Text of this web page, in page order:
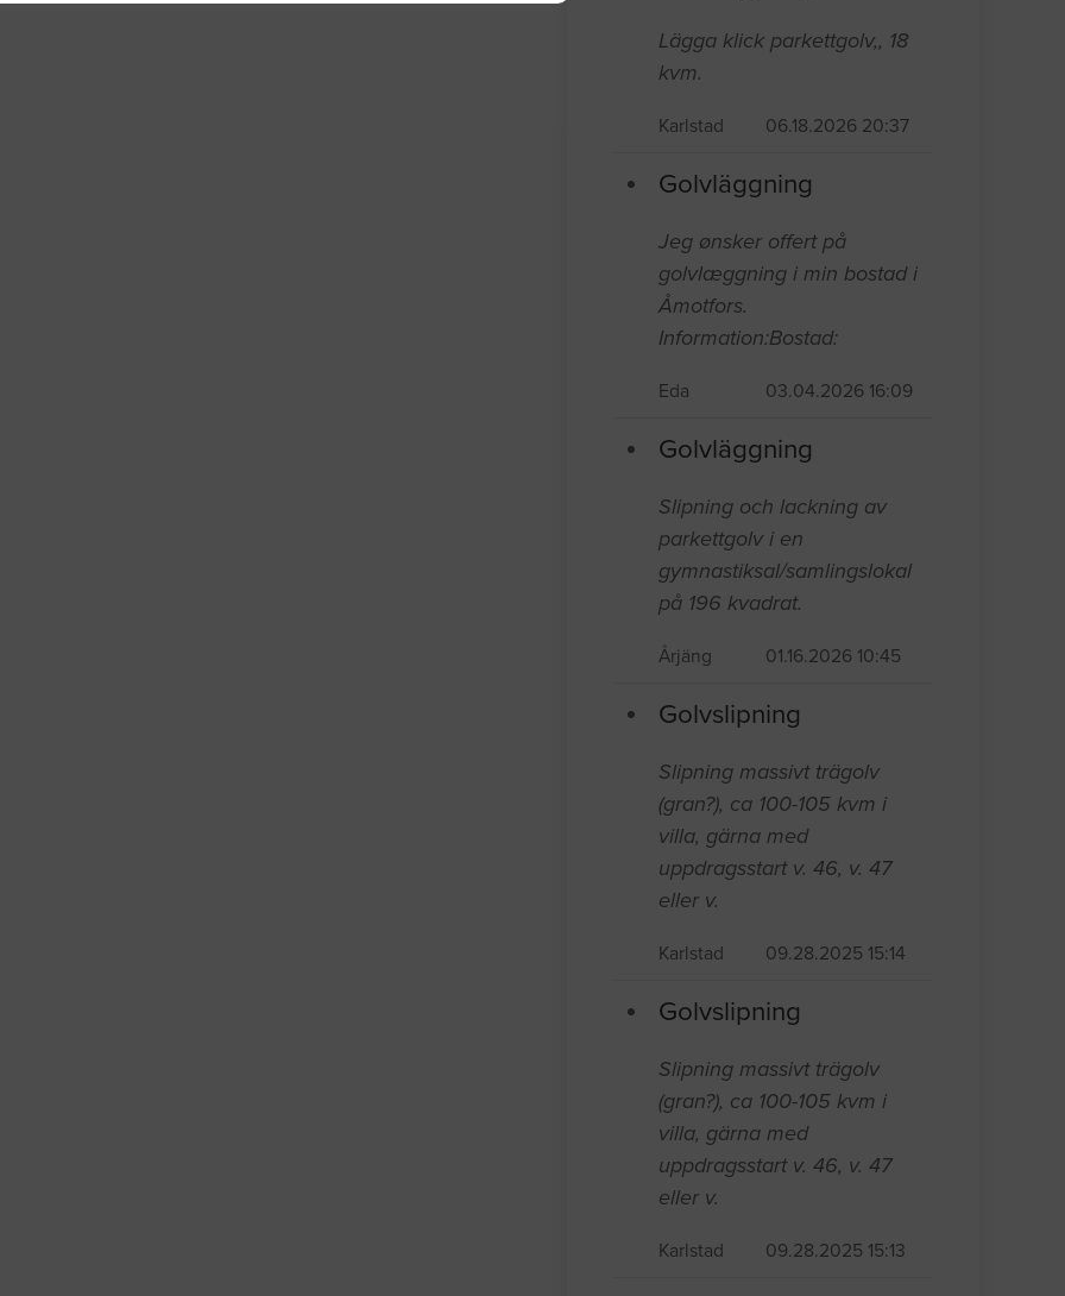
Lägga klick parkettgolv,, 18
kvm.
Karlstad 06.18.2026 20:37
Golvläggning
Jeg ønsker offert på
golvlæggning i min bostad i
Åmotfors.
Information:Bostad:
Eda 03.04.2026 16:09
Golvläggning
Slipning och lackning av
parkettgolv i en
gymnastiksal/samlingslokal
på 196 kvadrat.
Årjäng 01.16.2026 10:45
Golvslipning
Slipning massivt trägolv
(gran?), ca 100-105 kvm i
villa, gärna med
uppdragsstart v. 46, v. 47
eller v.
Karlstad 09.28.2025 15:14
Golvslipning
Slipning massivt trägolv
(gran?), ca 100-105 kvm i
villa, gärna med
uppdragsstart v. 46, v. 47
eller v.
Karlstad 09.28.2025 15:13